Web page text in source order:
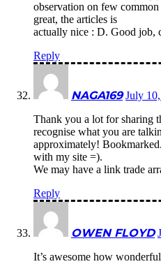
observation on few common
great, the articles is
actually nice : D. Good job,
Reply
NAGA169 July
Thank you a lot for sharing
recognise what you are
approximately!
with my site =).
We may have a link trade
Reply
OWEN FLOYD
It’s awesome how